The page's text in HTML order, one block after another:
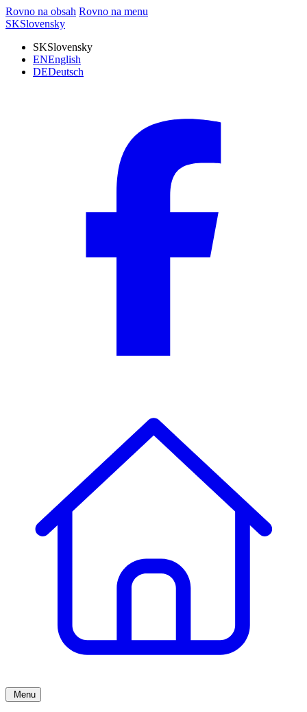
Rovno na obsah Rovno na menu
SKSlovensky
SKSlovensky
ENEnglish
DEDeutsch
Menu